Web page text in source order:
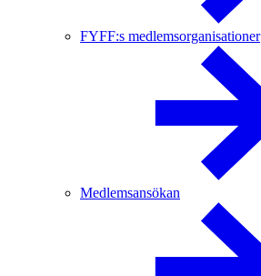
FYFF:s medlemsorganisationer
Medlemsansökan